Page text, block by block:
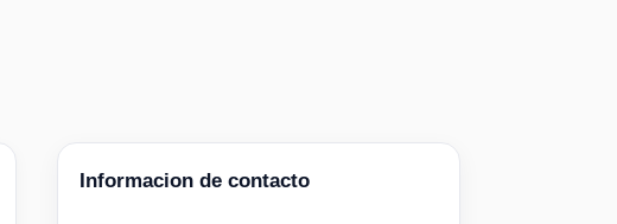
Informacion de contacto